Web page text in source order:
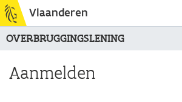
Vlaanderen
OVERBRUGGINGSLENING
Aanmelden